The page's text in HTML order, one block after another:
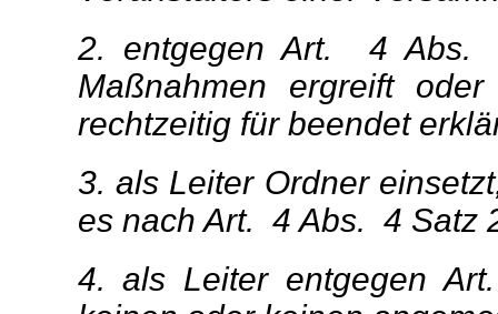
2. entgegen Art. 4 Abs.
Maßnahmen ergreift
rechtzeitig für beendet
3. als Leiter Ordner
es nach Art. 4 Abs. 4 Satz
4. als Leiter entgegen